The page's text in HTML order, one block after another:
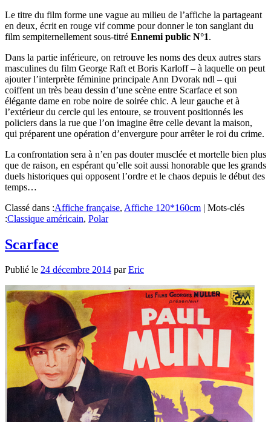
Le titre du film forme une vague au milieu de l’affiche la partageant
en deux, écrit en rouge vif comme pour donner le ton sanglant du
film sempiternellement sous-titré Ennemi public N°1.
Dans la partie inférieure, on retrouve les noms des deux autres stars
masculines du film George Raft et Boris Karloff – à laquelle on peut
ajouter l’interprète féminine principale Ann Dvorak ndl – qui
coiffent un très beau dessin d’une scène entre Scarface et son
élégante dame en robe noire de soirée chic. A leur gauche et à
l’extérieur du cercle qui les entoure, se trouvent positionnés les
policiers dans la rue que l’on imagine être celle devant la maison,
qui préparent une opération d’envergure pour arrêter le roi du crime.
La confrontation sera à n’en pas douter musclée et mortelle bien plus
que de raison, en espérant qu’elle soit aussi honorable que les grands
duels historiques qui opposent l’ordre et le chaos depuis le début des
temps…
Classé dans :Affiche française, Affiche 120*160cm | Mots-clés
:Classique américain, Polar
Scarface
Publié le 24 décembre 2014 parEric